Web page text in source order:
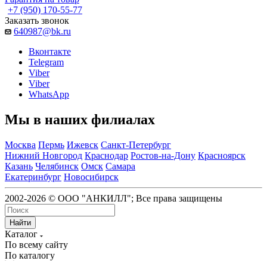
+7 (950) 170-55-77
Заказать звонок
640987@bk.ru
Вконтакте
Telegram
Viber
Viber
WhatsApp
Мы в наших филиалах
Москва Пермь Ижевск Санкт-Петербург
Нижний Новгород Краснодар Ростов-на-Дону Красноярск
Казань Челябинск Омск Самара
Екатеринбург Новосибирск
2002-2026 © ООО "АНКИЛЛ"; Все права защищены
Найти
Каталог
По всему сайту
По каталогу